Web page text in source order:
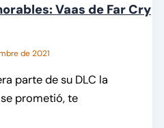
Vaas de Far Cry
de 2021
parte de su DLC la
prometió, te